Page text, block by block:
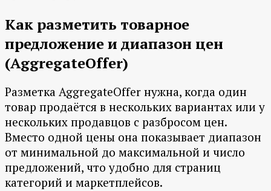
Как разметить товарное
предложение и диапазон цен
(AggregateOffer)
Разметка AggregateOffer нужна, когда один
товар продаётся в нескольких вариантах или у
нескольких продавцов с разбросом цен.
Вместо одной цены она показывает диапазон
от минимальной до максимальной и число
предложений, что удобно для страниц
категорий и маркетплейсов.